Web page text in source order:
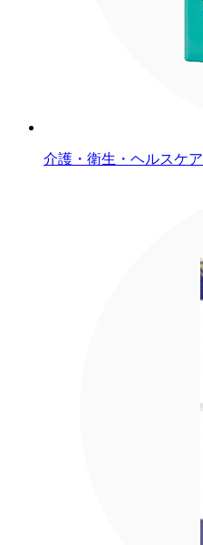
介護・衛生・ヘルスケア